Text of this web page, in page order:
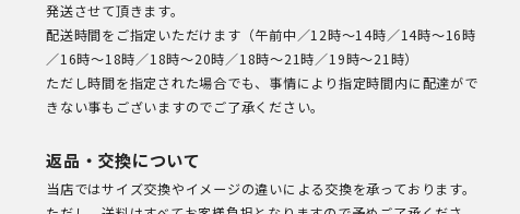
発送させて頂きます。
配送時間をご指定いただけます（午前中／12時～14時／14時～16時
／16時～18時／18時～20時／18時～21時／19時～21時）
ただし時間を指定された場合でも、事情により指定時間内に配達がで
きない事もございますのでご了承ください。
返品・交換について
当店ではサイズ交換やイメージの違いによる交換を承っております。